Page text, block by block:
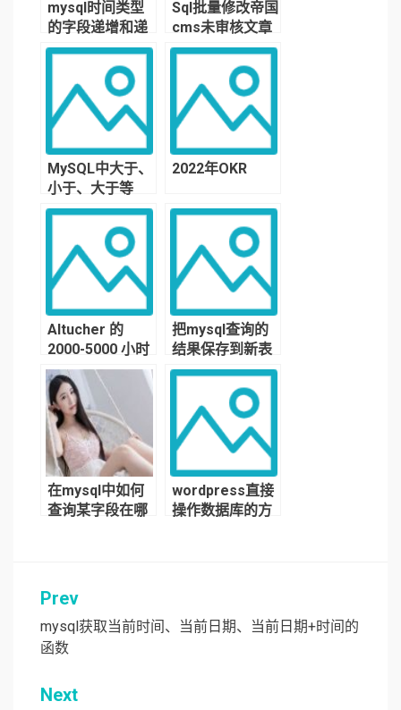
mysql时间类型
的字段递增和递
减，以及时间字
段逐个递增的方
Sql批量修改帝国
cms未审核文章
的发布时间(需
unix时间,否则会
变为1970-01-
01)
MySQL中大于、
小于、大于等
于、小于等于的
2022年OKR
Altucher 的
2000-5000 小时
计划和建议
把mysql查询的
结果保存到新表
中，或者直接生
成一张新表，支
持跨schema保
存数据
在mysql中如何
查询某字段在哪
wordpress直接
操作数据库的方
文
章
导
航
Prev
mysql获取当前时间、当前日期、当前日期+时间的
函数
Next